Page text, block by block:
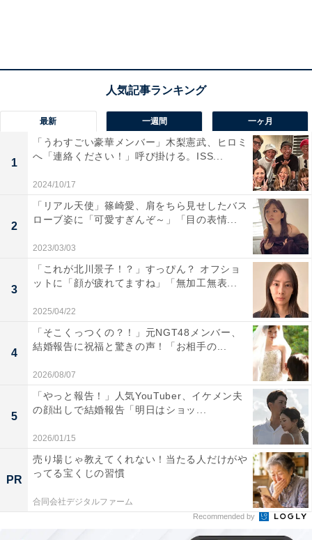
最新 一週間 一ヶ月
1
「うわすごい豪華メンバー」木梨憲武、ヒロミ
へ「連絡ください！」呼び掛ける。ISS...
2024/10/17
2
「リアル天使」篠崎愛、肩をちら見せしたバス
ローブ姿に「可愛すぎんぞ～」「目の表情...
2023/03/03
3
「これが北川景子！？」すっぴん？ オフショ
ットに「顔が疲れてますね」「無加工無表...
2025/04/22
4
「そこくっつくの？！」元NGT48メンバー、
結婚報告に祝福と驚きの声！「お相手の...
2026/08/07
5
「やっと報告！」人気YouTuber、イケメン夫
の顔出しで結婚報告「明日はショッ...
2026/01/15
PR
売り場じゃ教えてくれない！当たる人だけがや
ってる宝くじの習慣
合同会社デジタルファーム
Recommended by